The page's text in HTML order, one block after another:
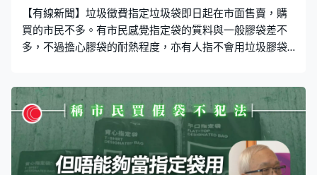
【有線新聞】垃圾徵費指定垃圾袋即日起在市面售賣，購
買的市民不多。有市民感覺指定袋的質料與一般膠袋差不
多，不過擔心膠袋的耐熱程度，亦有人指不會用垃圾膠袋
的貨架見到5公升、15公升、20公升的指定袋都有存貨，
貨架上的是40個裝，分別賣24元、68元及88元，散裝的
要直接向店員查詢才能購買。 市民葉先生：「店舖買東西
給的膠袋厚一些，這款感覺上好像薄一些，我猜是環保問
題，所以沒有用太厚的材料。現在裝了幾支水我感覺上夠